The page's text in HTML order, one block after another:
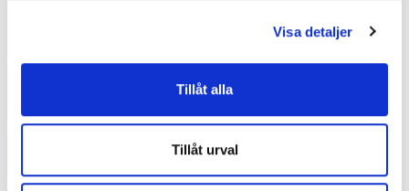
Visa detaljer
Tillåt alla
Tillåt urval
"Att se medlemmarnas
utveckling gå uppåt och
glädjen i deras ögon när
de pressat sig till det